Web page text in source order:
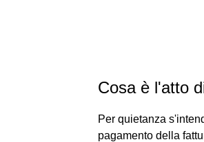
Cosa è l'atto
Per quietanza
pagamento della